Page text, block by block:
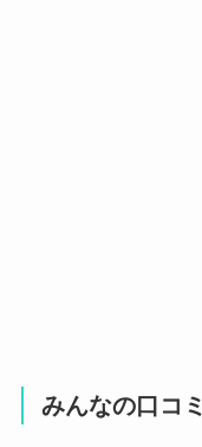
みんなの口コミ